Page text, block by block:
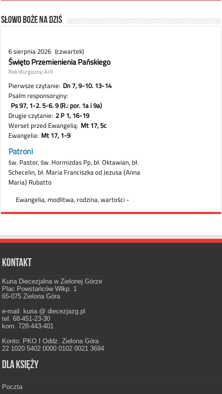
Słowo Boże na dziś
Kontakt
Kuria Diecezjalna w Zielonej Górze
Plac Powstańców Wlkp. 1
65-075 Zielona Góra
e-mail: kuria @ diecezjazg.pl
tel. 68-451-23-30
kom. 728-443-401
Konto: PKO I Oddz. Zielona Góra
22 1020 5402 0000 0102 0021 3694
Dla księży
Poczta